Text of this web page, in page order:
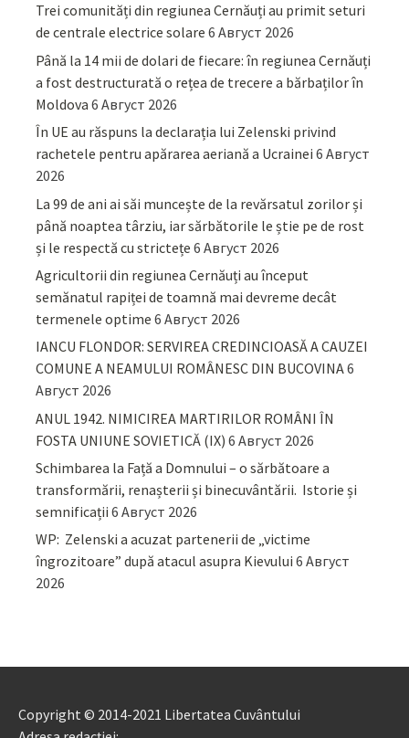
Trei comunități din regiunea Cernăuți au primit seturi
de centrale electrice solare 6 Август 2026
Până la 14 mii de dolari de fiecare: în regiunea Cernăuți
a fost destructurată o rețea de trecere a bărbaților în
Moldova 6 Август 2026
În UE au răspuns la declarația lui Zelenski privind
rachetele pentru apărarea aeriană a Ucrainei 6 Август
2026
La 99 de ani ai săi muncește de la revărsatul zorilor și
până noaptea târziu, iar sărbătorile le știe pe de rost
și le respectă cu strictețe 6 Август 2026
Agricultorii din regiunea Cernăuți au început
semănatul rapiței de toamnă mai devreme decât
termenele optime 6 Август 2026
IANCU FLONDOR: SERVIREA CREDINCIOASĂ A CAUZEI
COMUNE A NEAMULUI ROMÂNESC DIN BUCOVINA6
Август 2026
ANUL 1942. NIMICIREA MARTIRILOR ROMÂNI ÎN
FOSTA UNIUNE SOVIETICĂ (IX) 6 Август 2026
Schimbarea la Față a Domnului – o sărbătoare a
transformării, renașterii și binecuvântării. Istorie și
semnificații 6 Август 2026
WP: Zelenski a acuzat partenerii de „victime
îngrozitoare” după atacul asupra Kievului 6 Август
2026
Copyright © 2014-2021 Libertatea Cuvântului